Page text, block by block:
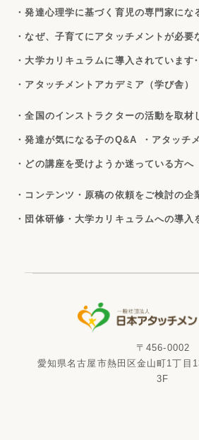
・発達心理学に基づく育児の専門家にな
・なぜ、子育てにアタッチメントが必要
・大学カリキュラムに導入されています
・アタッチメントアカデミア（学び舎）
・全国のインストラクターの活動を取材
・発達が気になる子のQ&A ・アタッチ
・どの講座を受けようか迷っている方へ
・コンテンツ・原稿の依頼をご検討の企
・団体研修・大学カリキュラムへの導入
〒456-0002
愛知県名古屋市熱田区金山町1丁目
3F